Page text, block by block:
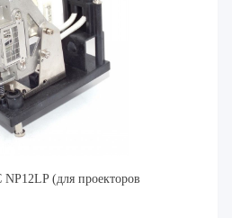
(для проекторов